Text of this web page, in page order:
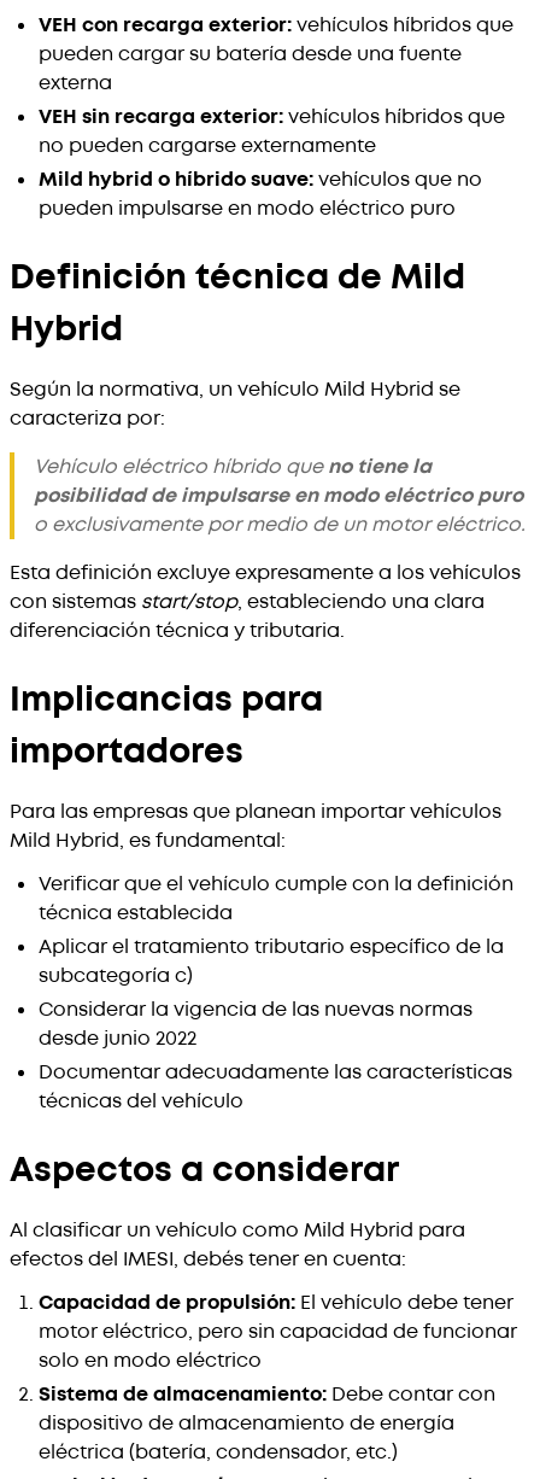
VEH con recarga exterior:vehículos híbridos que
pueden cargar su batería desde una fuente
externa
VEH sin recarga exterior:vehículos híbridos que
no pueden cargarse externamente
Mild hybrid o híbrido suave:vehículos que no
pueden impulsarse en modo eléctrico puro
Definición técnica de Mild
Hybrid
Según la normativa, un vehículo Mild Hybrid se
caracteriza por:
Vehículo eléctrico híbrido queno tiene la
posibilidad de impulsarse en modo eléctrico puro
o exclusivamente por medio de un motor eléctrico.
Esta definición excluye expresamente a los vehículos
con sistemas start/stop, estableciendo una clara
diferenciación técnica y tributaria.
Implicancias para
importadores
Para las empresas que planean importar vehículos
Mild Hybrid, es fundamental:
Verificar que el vehículo cumple con la definición
técnica establecida
Aplicar el tratamiento tributario específico de la
subcategoría c)
Considerar la vigencia de las nuevas normas
desde junio 2022
Documentar adecuadamente las características
técnicas del vehículo
Aspectos a considerar
Al clasificar un vehículo como Mild Hybrid para
efectos del IMESI, debés tener en cuenta:
Capacidad de propulsión: El vehículo debe tener
motor eléctrico, pero sin capacidad de funcionar
solo en modo eléctrico
Sistema de almacenamiento: Debe contar con
dispositivo de almacenamiento de energía
eléctrica (batería, condensador, etc.)